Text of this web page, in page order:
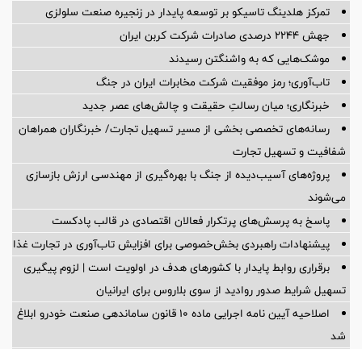
تمرکز هلدینگ تاسیکو بر توسعه پایدار در زنجیره صنعت سلولزی
جهش ۲۲۴۴ درصدی صادرات شرکت کربن ایران
موشک‌هایی که به واشنگتن رسیدند
تاب‌آوری؛ رمز موفقیت شرکت مخابرات ایران در جنگ
خبرنگاری؛ میان رسالتِ حقیقت و چالش‌های عصر جدید
رسانه‌های تخصصی بخشی از مسیر تسهیل تجارت/ خبرنگاران همراهان
شفافیت و تسهیل تجارت
پروژه‌های آسیب‌دیده از جنگ با بهره‌گیری از مهندسی ارزش بازسازی
می‌شوند
پاسخ به پرسش‌های پرتکرار فعالان اقتصادی در قالب پادکست
پیشنهادات راهبردی بخش‌خصوصی برای افزایش تاب‌آوری در تجارت غذا
برقراری روابط پایدار با کشورهای هدف در اولویت است | لزوم پیگیری
تسهیل شرایط صدور روادید از سوی بلاروس برای ایرانیان
اصلاحیه آیین نامه اجرایی ماده ۱۰ قانون ساماندهی صنعت خودرو ابلاغ
شد